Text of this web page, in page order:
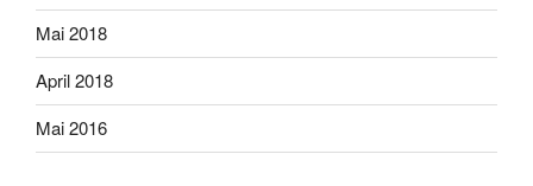
Mai 2018
April 2018
Mai 2016